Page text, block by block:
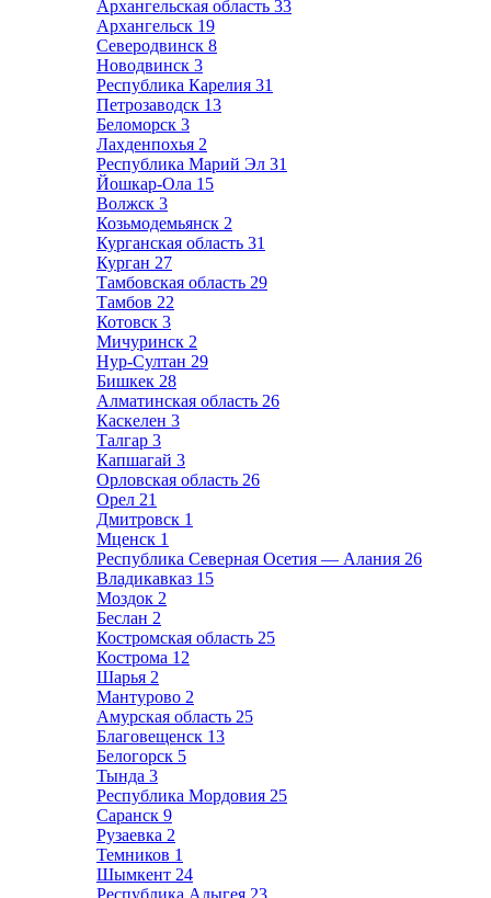
Архангельская область 33
Архангельск 19
Северодвинск 8
Новодвинск 3
Республика Карелия 31
Петрозаводск 13
Беломорск 3
Лахденпохья 2
Республика Марий Эл 31
Йошкар-Ола 15
Волжск 3
Козьмодемьянск 2
Курганская область 31
Курган 27
Тамбовская область 29
Тамбов 22
Котовск 3
Мичуринск 2
Нур-Султан 29
Бишкек 28
Алматинская область 26
Каскелен 3
Талгар 3
Капшагай 3
Орловская область 26
Орел 21
Дмитровск 1
Мценск 1
Республика Северная Осетия — Алания 26
Владикавказ 15
Моздок 2
Беслан 2
Костромская область 25
Кострома 12
Шарья 2
Мантурово 2
Амурская область 25
Благовещенск 13
Белогорск 5
Тында 3
Республика Мордовия 25
Саранск 9
Рузаевка 2
Темников 1
Шымкент 24
Республика Адыгея 23